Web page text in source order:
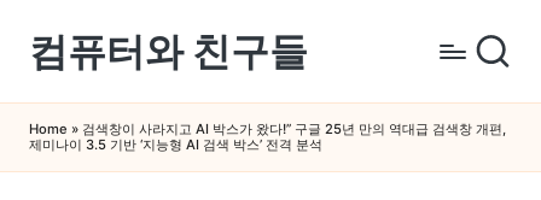
Skip
content
컴퓨터와 친구들
퓨
터
Home » 검색창이 사라지고 AI 박스가 왔다!” 구글 25년 만의 역대급 검색창 개편,
제미나이 3.5 기반 ‘지능형 AI 검색 박스’ 전격 분석